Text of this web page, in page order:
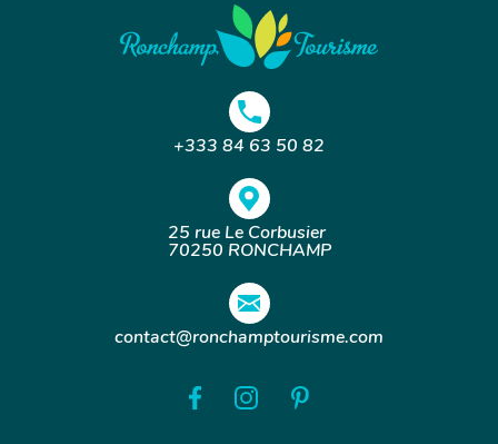
+333 84 63 50 82
25 rue Le Corbusier
70250 RONCHAMP
contact@ronchamptourisme.com